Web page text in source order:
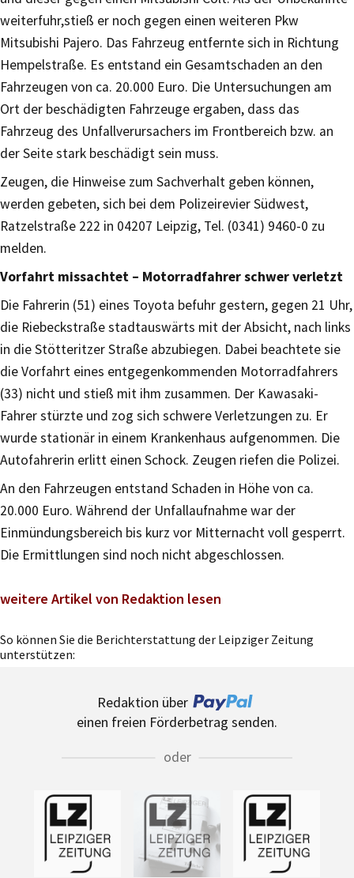
weiterfuhr,stieß er noch gegen einen weiteren Pkw
Mitsubishi Pajero. Das Fahrzeug entfernte sich in Richtung
Hempelstraße. Es entstand ein Gesamtschaden an den
Fahrzeugen von ca. 20.000 Euro. Die Untersuchungen am
Ort der beschädigten Fahrzeuge ergaben, dass das
Fahrzeug des Unfallverursachers im Frontbereich bzw. an
der Seite stark beschädigt sein muss.
Zeugen, die Hinweise zum Sachverhalt geben können,
werden gebeten, sich bei dem Polizeirevier Südwest,
Ratzelstraße 222 in 04207 Leipzig, Tel. (0341) 9460-0 zu
melden.
Vorfahrt missachtet – Motorradfahrer schwer verletzt
Die Fahrerin (51) eines Toyota befuhr gestern, gegen 21 Uhr,
die Riebeckstraße stadtauswärts mit der Absicht, nach links
in die Stötteritzer Straße abzubiegen. Dabei beachtete sie
die Vorfahrt eines entgegenkommenden Motorradfahrers
(33) nicht und stieß mit ihm zusammen. Der Kawasaki-
Fahrer stürzte und zog sich schwere Verletzungen zu. Er
wurde stationär in einem Krankenhaus aufgenommen. Die
Autofahrerin erlitt einen Schock. Zeugen riefen die Polizei.
An den Fahrzeugen entstand Schaden in Höhe von ca.
20.000 Euro. Während der Unfallaufnahme war der
Einmündungsbereich bis kurz vor Mitternacht voll gesperrt.
Die Ermittlungen sind noch nicht abgeschlossen.
weitere Artikel von Redaktion lesen
So können Sie die Berichterstattung der Leipziger Zeitung
unterstützen:
Redaktion über
einen freien Förderbetrag senden.
oder